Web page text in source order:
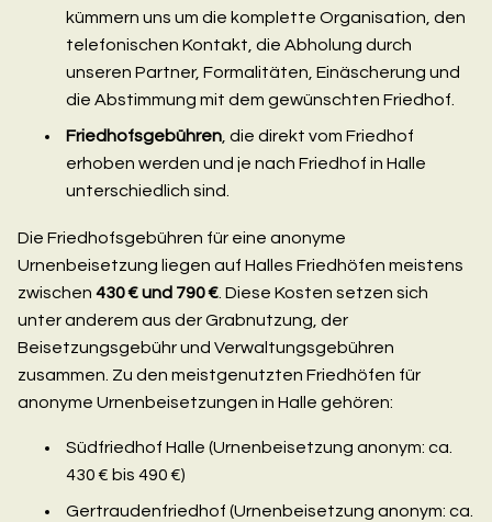
kümmern uns um die komplette Organisation, den
telefonischen Kontakt, die Abholung durch
unseren Partner, Formalitäten, Einäscherung und
die Abstimmung mit dem gewünschten Friedhof.
Friedhofsgebühren , die direkt vom Friedhof
erhoben werden und je nach Friedhof in Halle
unterschiedlich sind.
Die Friedhofsgebühren für eine anonyme
Urnenbeisetzung liegen auf Halles Friedhöfen meistens
zwischen 430 € und 790 € . Diese Kosten setzen sich
unter anderem aus der Grabnutzung, der
Beisetzungsgebühr und Verwaltungsgebühren
zusammen. Zu den meistgenutzten Friedhöfen für
anonyme Urnenbeisetzungen in Halle gehören:
Südfriedhof Halle (Urnenbeisetzung anonym: ca.
430 € bis 490 €)
Gertraudenfriedhof (Urnenbeisetzung anonym: ca.